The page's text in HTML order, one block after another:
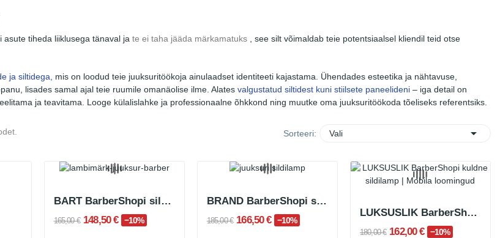
tiheda liiklusega tänaval ja te ei taha jääda märkamatuks, see silt võimaldab teie potentsiaalsel kliendil teid otse
ja siltidega,
mis on loodud teie juuksuritöökoja ainulaadset identiteeti kajastama. Ühendades esteetika ja nähtavuse,
lisades samal ajal teie ruumile omanäolise ilme. Alates valgustatud siltidest kuni stiilsete paneelideni– iga detail on
ja teavitama. Looge külalislahke ja professionaalne õhkkond ning muutke oma juuksuritöökoda tõeliseks referentsiks.
Sorteeri: Vali 
BART BarberShopi sildilamp mustvalge
165,00 € 148,50 € −10%
BRAND BarberShopi sildilamp lambiga
185,00 € 166,50 € −10%
LUKSUSLIK BarberShopi kuldne sildilamp
180,00 € 162,00 € −10%